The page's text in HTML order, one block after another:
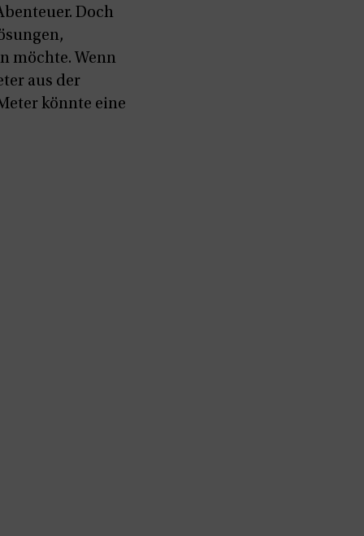
Doch
möchte. Wenn
aus der
könnte eine